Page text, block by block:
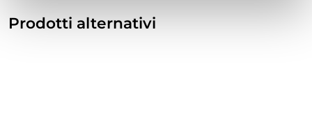
Prodotti alternativi